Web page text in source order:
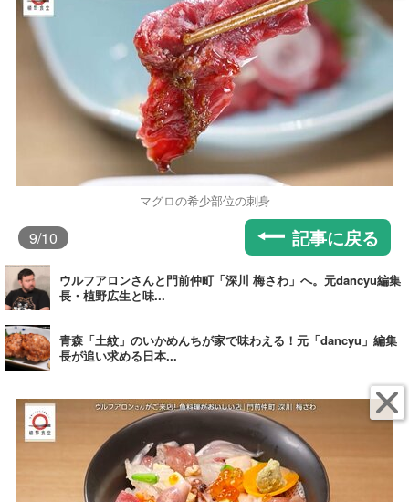
マグロの希少部位の刺身
9/10 記事に戻る
ウルフアロンさんと門前仲町「深川 梅さわ」へ。元dancyu編集
長・植野広生と味...
青森「土紋」のいかめんちが家で味わえる！元「dancyu」編集
長が追い求める日本...